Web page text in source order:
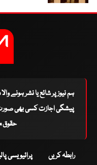
ہم نیوز پر شائع یا نشر ہونے
پیشگی اجازت کسی بھی صورت
حقوق
رابطہ کریں پرائیویسی